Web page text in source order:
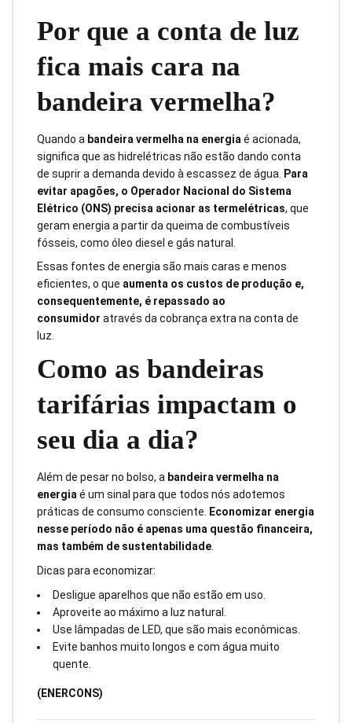
Por que a conta de luz
fica mais cara na
bandeira vermelha?
Quando a bandeira vermelha na energia é acionada,
significa que as hidrelétricas não estão dando conta
de suprir a demanda devido à escassez de água.
Para
evitar apagões, o Operador Nacional do Sistema
Elétrico (ONS) precisa acionar as termelétricas, que
geram energia a partir da queima de combustíveis
fósseis, como óleo diesel e gás natural.
Essas fontes de energia são mais caras e menos
eficientes, o que aumenta os custos de produção e,
consequentemente, é repassado ao
consumidor através da cobrança extra na conta de
luz.
Como as bandeiras
tarifárias impactam o
seu dia a dia?
Além de pesar no bolso, a bandeira vermelha na
energiaé um sinal para que todos nós adotemos
práticas de consumo consciente. Economizar energia
nesse período não é apenas uma questão financeira,
mas também de sustentabilidade.
Dicas para economizar:
Desligue aparelhos que não estão em uso.
Aproveite ao máximo a luz natural.
Use lâmpadas de LED, que são mais econômicas.
Evite banhos muito longos e com água muito
quente.
(ENERCONS)